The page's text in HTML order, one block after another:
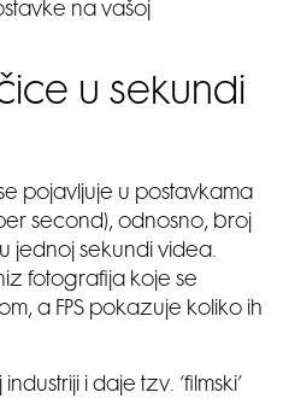
na vašoj
u sekundi
pojavljuje u postavkama
second), odnosno, broj
jednoj sekundi videa.
fotografija koje se
a FPS pokazuje koliko ih
i daje tzv. ‘filmski’